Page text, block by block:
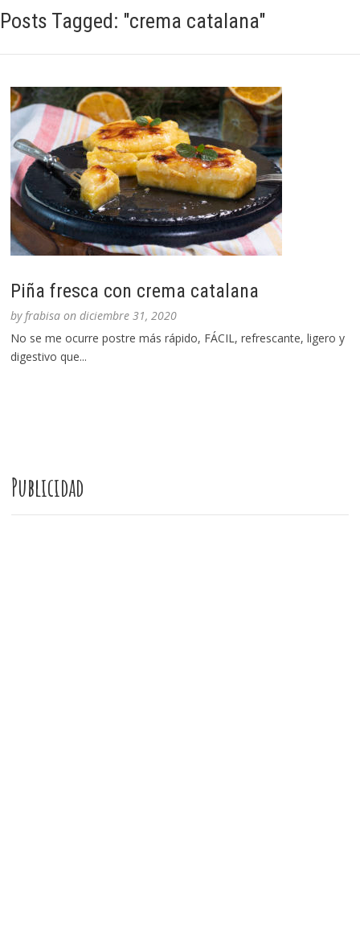
Posts Tagged: "crema catalana"
Piña fresca con crema catalana
byfrabisa ondiciembre 31, 2020
No se me ocurre postre más rápido, FÁCIL, refrescante, ligero y
digestivo que...
Publicidad